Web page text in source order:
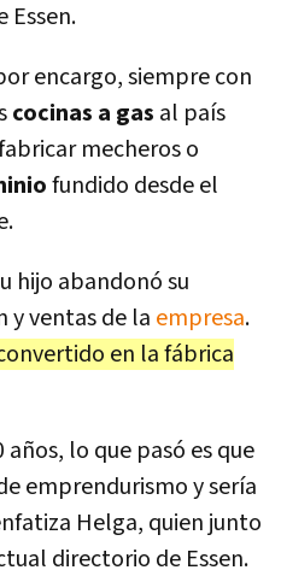
encargo, siempre con
cocinas a gas al país
mecheros o
fundido desde el
hijo abandonó su
y ventas de la empresa.
en la fábrica
años, lo que pasó es que
emprendurismo y sería
Helga, quien junto
directorio de Essen.